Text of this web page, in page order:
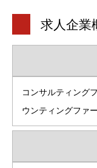
求人企業
コンサルティング
ウンティングファ